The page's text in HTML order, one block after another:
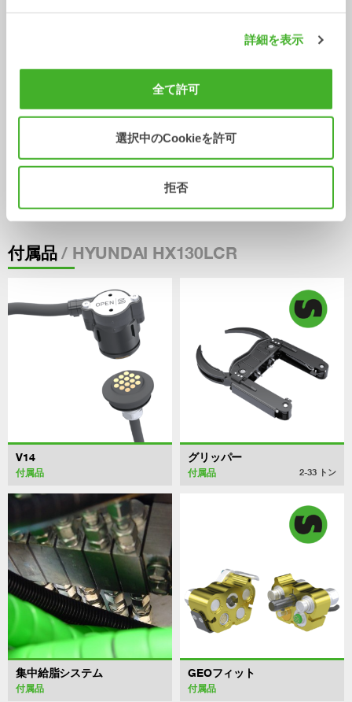
詳細を表示
全て許可
選択中のCookieを許可
拒否
バケット
ケーブル/ トレンチバケット
付属品/ HYUNDAI HX130LCR
V14
付属品
グリッパー
付属品 2-33 トン
集中給脂システム
付属品
GEOフィット
付属品